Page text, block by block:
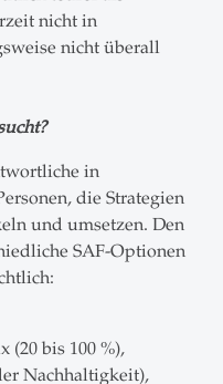
nicht in
nicht überall
in
die Strategien
und umsetzen. Den
SAF-Optionen
(20 bis 100 %),
Nachhaltigkeit),